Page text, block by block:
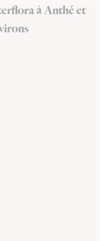
à Anthé et